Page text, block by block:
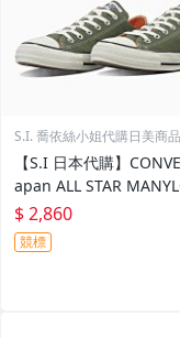
S.I. 喬依絲小姐代購日美商品
【S.I 日本代購】
apan ALL STAR
X
$ 2,860
競標